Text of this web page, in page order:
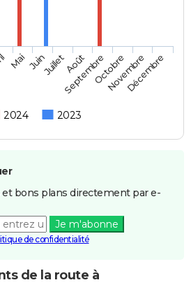
2024 2023
Mai JuinJuilletAoût
SeptembreOctobre
Novembre
Décembre
et bons plans directement par e-
Je m'abonne
de confidentialité
de la route à